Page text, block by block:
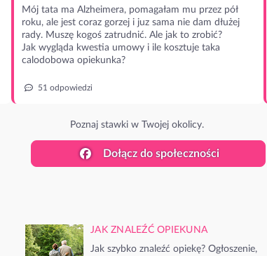
Mój tata ma Alzheimera, pomagałam mu przez pół
roku, ale jest coraz gorzej i juz sama nie dam dłużej
rady. Muszę kogoś zatrudnić. Ale jak to zrobić?
Jak wygląda kwestia umowy i ile kosztuje taka
calodobowa opiekunka?
51 odpowiedzi
Poznaj stawki w Twojej okolicy.
Dołącz do społeczności
JAK ZNALEŹĆ OPIEKUNA
Jak szybko znaleźć opiekę? Ogłoszenie,